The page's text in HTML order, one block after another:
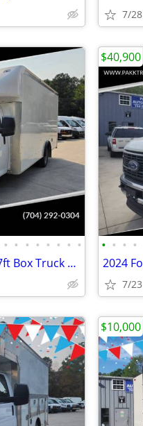
7/28
• • • • • • • •
2022 Chevrolet Express 3500 17ft Box Truck Side Door Delivery Van
• • • •
7/23
$40,900
$10,000